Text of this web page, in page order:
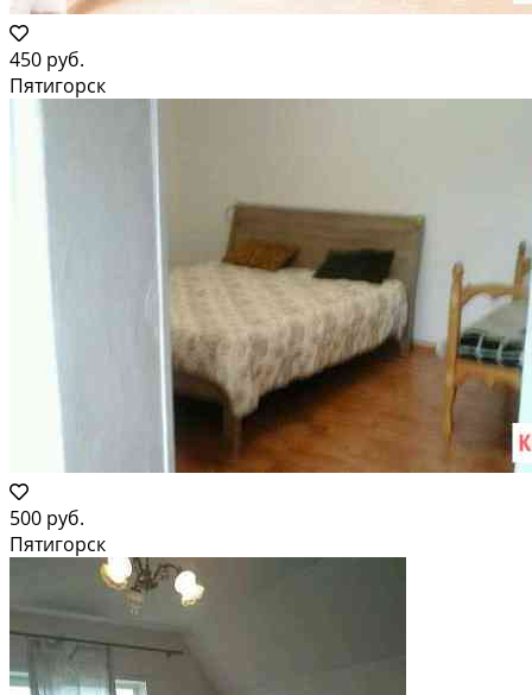
450 руб.
Пятигорск
500 руб.
Пятигорск